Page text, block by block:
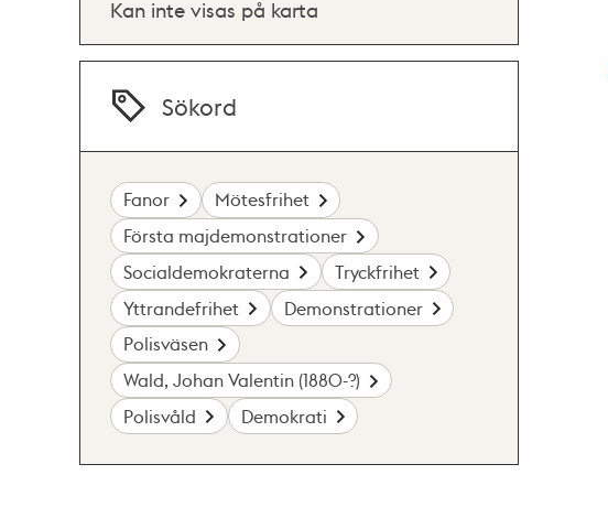
Kan inte visas på karta
Sökord
Fanor
Mötesfrihet
Första majdemonstrationer
Socialdemokraterna
Tryckfrihet
Yttrandefrihet
Demonstrationer
Polisväsen
Wald, Johan Valentin (1880-?)
Polisvåld
Demokrati